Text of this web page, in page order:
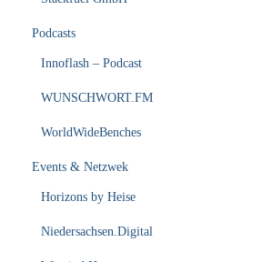
Podcasts
Innoflash – Podcast
WUNSCHWORT.FM
WorldWideBenches
Events & Netzwek
Horizons by Heise
Niedersachsen.Digital